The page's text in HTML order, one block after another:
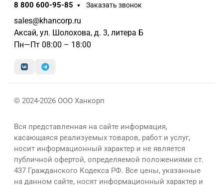
8 800 600-95-85 Заказать звонок
sales@khancorp.ru
Аксай, ул. Шолохова, д. 3, литера Б
Пн—Пт 08:00 – 18:00
© 2024-2026 ООО Ханкорп
Вся представленная на сайте информация,
касающаяся реализуемых товаров, работ и услуг,
носит информационный характер и не является
публичной офертой, определяемой положениями ст.
437 Гражданского Кодекса РФ. Все цены, указанные
на данном сайте, носят информационный характер и